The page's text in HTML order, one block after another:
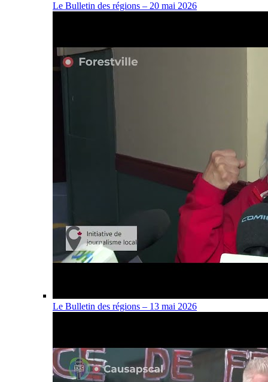
Le Bulletin des régions – 20 mai 2026
Le Bulletin des régions – 13 mai 2026